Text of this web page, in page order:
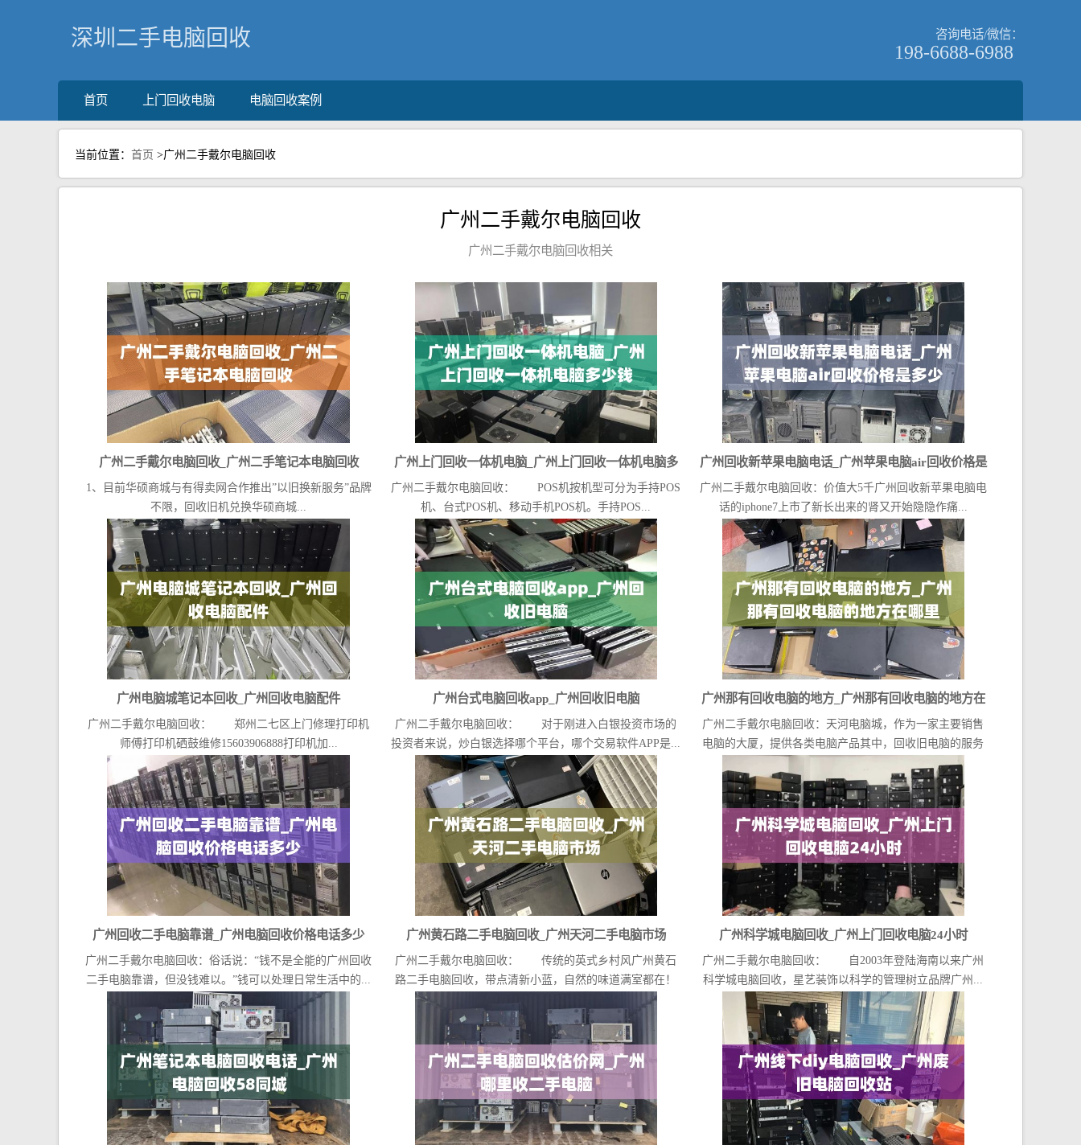
深圳二手电脑回收 咨询电话/微信：
198-6688-6988
首页 上门回收电脑 电脑回收案例
当前位置： 首页 >广州二手戴尔电脑回收
广州二手戴尔电脑回收
广州二手戴尔电脑回收相关
广州二手戴尔电脑回收_广州二手笔记本电脑回收
1、目前华硕商城与有得卖网合作推出”以旧换新服务”品牌
不限，回收旧机兑换华硕商城...
广州上门回收一体机电脑_广州上门回收一体机电脑多
少钱
广州二手戴尔电脑回收： POS机按机型可分为手持POS
机、台式POS机、移动手机POS机。手持POS...
广州回收新苹果电脑电话_广州苹果电脑air回收价格是
多少
广州二手戴尔电脑回收：价值大5千广州回收新苹果电脑电
话的iphone7上市了新长出来的肾又开始隐隐作痛...
广州电脑城笔记本回收_广州回收电脑配件
广州二手戴尔电脑回收： 郑州二七区上门修理打印机
师傅打印机硒鼓维修15603906888打印机加...
广州台式电脑回收app_广州回收旧电脑
广州二手戴尔电脑回收： 对于刚进入白银投资市场的
投资者来说，炒白银选择哪个平台，哪个交易软件APP是...
广州那有回收电脑的地方_广州那有回收电脑的地方在
哪里
广州二手戴尔电脑回收：天河电脑城，作为一家主要销售
电脑的大厦，提供各类电脑产品其中，回收旧电脑的服务
广州回收二手电脑靠谱_广州电脑回收价格电话多少
广州二手戴尔电脑回收：俗话说：“钱不是全能的广州回收
二手电脑靠谱，但没钱难以。”钱可以处理日常生活中的...
广州黄石路二手电脑回收_广州天河二手电脑市场
广州二手戴尔电脑回收： 传统的英式乡村风广州黄石
路二手电脑回收，带点清新小蓝，自然的味道满室都在！
广州科学城电脑回收_广州上门回收电脑24小时
广州二手戴尔电脑回收： 自2003年登陆海南以来广州
科学城电脑回收，星艺装饰以科学的管理树立品牌广州...